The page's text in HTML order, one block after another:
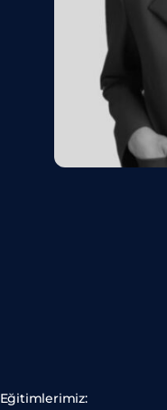
Eğitimlerimiz: